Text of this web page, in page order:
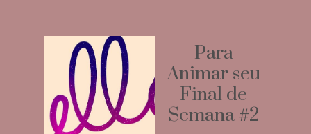
Para
Animar seu
Final de
Semana #2